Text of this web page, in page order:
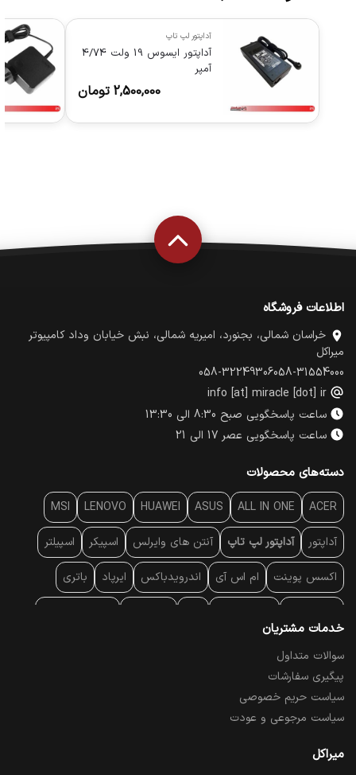
آداپتور لپ تاپ
آداپتور ایسوس 19 ولت 4/74
آمپر
2,500,000 تومان
اطلاعات فروشگاه
خراسان شمالی، بجنورد، امیریه شمالی، نبش خیابان وداد کامپیوتر
میراکل
058-31554000
058-32249306
info [at] miracle [dot] ir
ساعت پاسخگویی صبح 8:30 الی 13:30
ساعت پاسخگویی عصر 17 الی 21
دسته‌های محصولات
ACER
ALL IN ONE
ASUS
HUAWEI
LENOVO
MSI
آداپتور آداپتور لپ تاپ آنتن‌ های وایرلس اسپیکر اسپیلتر
اکسس پوینت ام اس آی اندرویدباکس ایرپاد باتری
پایه سقفی
پرده نمایش
تبلت و موبایل تجهیزات پسیو شبکه
تلویزیون
خدمات مشتریان
سوالات متداول
پیگیری سفارشات
سیاست حریم خصوصی
سیاست مرجوعی و عودت
میراکل